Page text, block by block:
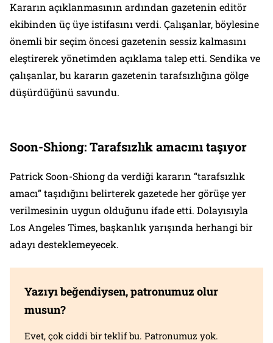
Kararın açıklanmasının ardından gazetenin editör
ekibinden üç üye istifasını verdi. Çalışanlar, böylesine
önemli bir seçim öncesi gazetenin sessiz kalmasını
eleştirerek yönetimden açıklama talep etti. Sendika ve
çalışanlar, bu kararın gazetenin tarafsızlığına gölge
düşürdüğünü savundu.
Soon-Shiong: Tarafsızlık amacını taşıyor
Patrick Soon-Shiong da verdiği kararın “tarafsızlık
amacı” taşıdığını belirterek gazetede her görüşe yer
verilmesinin uygun olduğunu ifade etti. Dolayısıyla
Los Angeles Times, başkanlık yarışında herhangi bir
adayı desteklemeyecek.
Yazıyı beğendiysen, patronumuz olur
musun?
Evet, çok ciddi bir teklif bu. Patronumuz yok.